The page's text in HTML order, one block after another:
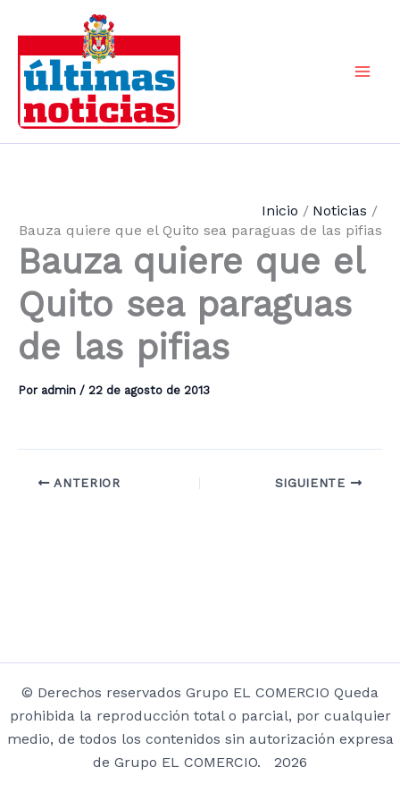
contenido
Inicio
Noticias
Bauza quiere que el Quito sea paraguas de las pifias
Bauza quiere que el
Quito sea paraguas
de las pifias
Por admin / 22 de agosto de 2013
ANTERIOR SIGUIENTE
© Derechos reservados Grupo EL COMERCIO Queda
prohibida la reproducción total o parcial, por cualquier
medio, de todos los contenidos sin autorización expresa
de Grupo EL COMERCIO. 2026